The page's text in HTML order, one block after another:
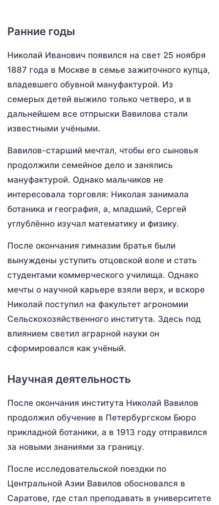
Ранние годы
Николай Иванович появился на свет 25 ноября
1887 года в Москве в семье зажиточного купца,
владевшего обувной мануфактурой. Из
семерых детей выжило только четверо, и в
дальнейшем все отпрыски Вавилова стали
известными учёными.
Вавилов-старший мечтал, чтобы его сыновья
продолжили семейное дело и занялись
мануфактурой. Однако мальчиков не
интересовала торговля: Николая занимала
ботаника и география, а, младший, Сергей
углублённо изучал математику и физику.
После окончания гимназии братья были
вынуждены уступить отцовской воле и стать
студентами коммерческого училища. Однако
мечты о научной карьере взяли верх, и вскоре
Николай поступил на факультет агрономии
Сельскохозяйственного института. Здесь под
влиянием светил аграрной науки он
сформировался как учёный.
Научная деятельность
После окончания института Николай Вавилов
продолжил обучение в Петербургском Бюро
прикладной ботаники, а в 1913 году отправился
за новыми знаниями за границу.
После исследовательской поездки по
Центральной Азии Вавилов обосновался в
Саратове, где стал преподавать в университете